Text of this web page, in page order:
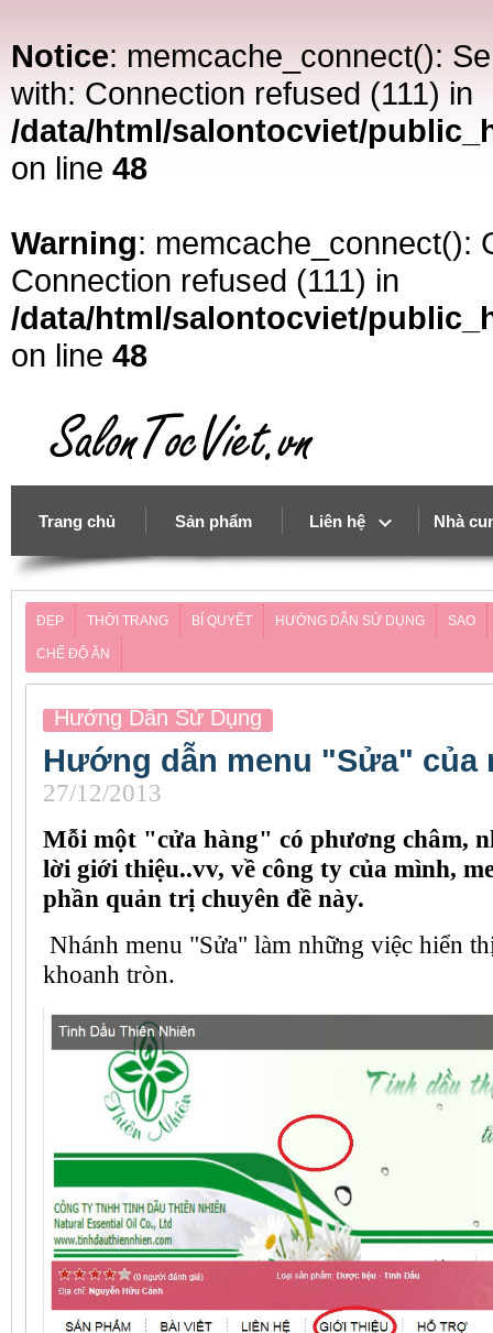
Notice: memcache_connect():
with: Connection refused (111) in
/data/html/salontocviet/
on line 48
Warning: memcache_connect():
Connection refused (111) in
/data/html/salontocviet/
on line 48
Trang chủ Sản phẩm Liên hệ Nhà
ĐẸP THỜI TRANG BÍ QUYẾT HƯỚNG DẪN SỬ DỤNG SAO
CHẾ ĐỘ ĂN
Hướng Dẫn Sử Dụng
Hướng dẫn menu "Sửa" của
27/12/2013
Mỗi một "cửa hàng" có phương châm,
lời giới thiệu..vv, về công ty của mình,
phần quản trị chuyên đề này.
Nhánh menu "Sửa" làm những việc hiển
khoanh tròn.